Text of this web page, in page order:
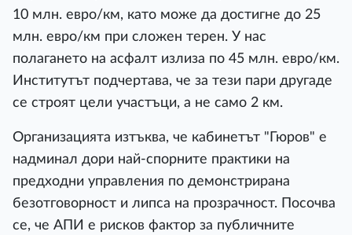
10 млн. евро/км, като може да достигне до 25
млн. евро/км при сложен терен. У нас
полагането на асфалт излиза по 45 млн. евро/км.
Институтът подчертава, че за тези пари другаде
се строят цели участъци, а не само 2 км.
Организацията изтъква, че кабинетът "Гюров" е
надминал дори най-спорните практики на
предходни управления по демонстрирана
безотговорност и липса на прозрачност. Посочва
се, че АПИ е рисков фактор за публичните